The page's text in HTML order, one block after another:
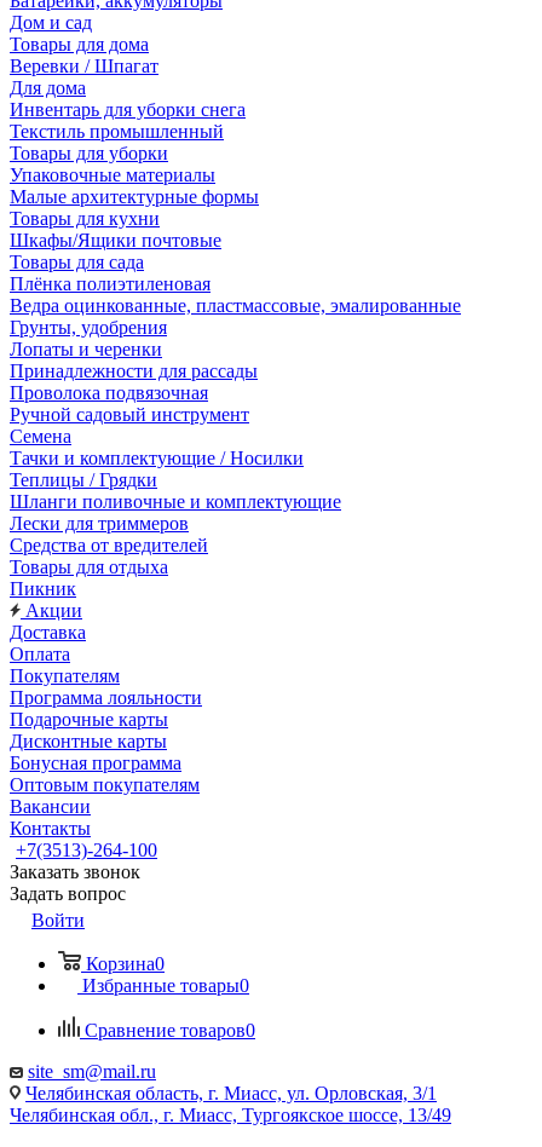
Дом и сад
Товары для дома
Веревки / Шпагат
Для дома
Инвентарь для уборки снега
Текстиль промышленный
Товары для уборки
Упаковочные материалы
Малые архитектурные формы
Товары для кухни
Шкафы/Ящики почтовые
Товары для сада
Плёнка полиэтиленовая
Ведра оцинкованные, пластмассовые, эмалированные
Грунты, удобрения
Лопаты и черенки
Принадлежности для рассады
Проволока подвязочная
Ручной садовый инструмент
Семена
Тачки и комплектующие / Носилки
Теплицы / Грядки
Шланги поливочные и комплектующие
Лески для триммеров
Средства от вредителей
Товары для отдыха
Пикник
Акции
Доставка
Оплата
Покупателям
Программа лояльности
Подарочные карты
Дисконтные карты
Бонусная программа
Оптовым покупателям
Вакансии
Контакты
+7(3513)-264-100
Заказать звонок
Задать вопрос
Войти
Корзина0
Избранные товары0
Сравнение товаров0
site_sm@mail.ru
Челябинская область, г. Миасс, ул. Орловская, 3/1
Челябинская обл., г. Миасс, Тургоякское шоссе, 13/49